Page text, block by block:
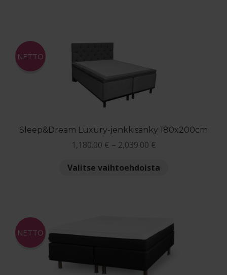
Sleep&Dream Luxury-jenkkisänky 180x200cm
NETTO
1,180.00 € – 2,039.00 €
-
Valitse vaihtoehdoista
Voit
valinnat
NETTO